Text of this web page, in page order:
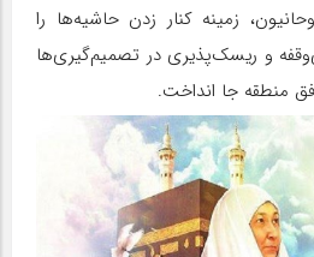
زمینه کنار زدن حاشیه‌ها را
و ریسک‌پذیری در تصمیم‌گیری‌ها
منطقه جا انداخت.